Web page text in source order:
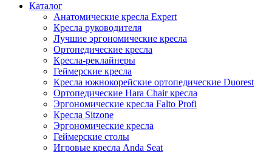
Каталог
Анатомические кресла Expert
Кресла руководителя
Лучшие эргономические кресла
Ортопедические кресла
Кресла-реклайнеры
Геймерские кресла
Кресла южнокорейские ортопедические Duorest
Ортопедические Hara Chair кресла
Эргономические кресла Falto Profi
Кресла Sitzone
Эргономические кресла
Геймерские столы
Игровые кресла Anda Seat